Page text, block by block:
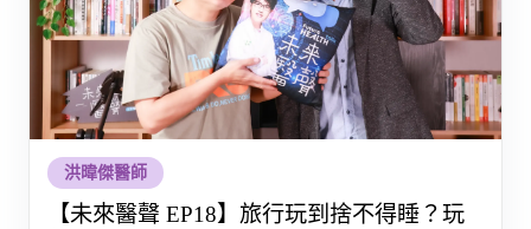
洪暐傑醫師
【未來醫聲 EP18】旅行玩到捨不得睡？玩